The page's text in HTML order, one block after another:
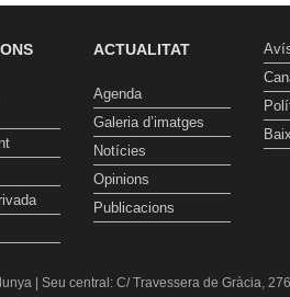
ACTUALITAT
Agenda
Galeria d’imatges
Notícies
Opinions
Publicacions
| Seu central: C/ Travessera de Gràcia,